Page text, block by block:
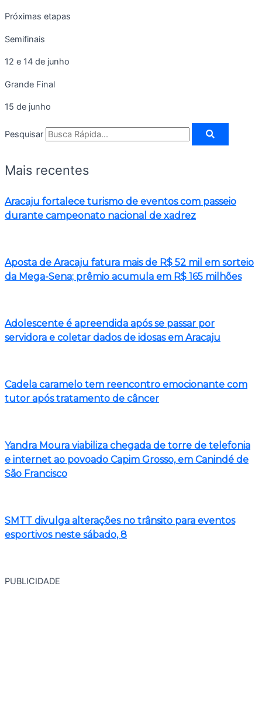
Próximas etapas
Semifinais
12 e 14 de junho
Grande Final
15 de junho
Pesquisar
Mais recentes
Aracaju fortalece turismo de eventos com passeio
durante campeonato nacional de xadrez
Aposta de Aracaju fatura mais de R$ 52 mil em sorteio
da Mega-Sena; prêmio acumula em R$ 165 milhões
Adolescente é apreendida após se passar por
servidora e coletar dados de idosas em Aracaju
Cadela caramelo tem reencontro emocionante com
tutor após tratamento de câncer
Yandra Moura viabiliza chegada de torre de telefonia
e internet ao povoado Capim Grosso, em Canindé de
São Francisco
SMTT divulga alterações no trânsito para eventos
esportivos neste sábado, 8
PUBLICIDADE